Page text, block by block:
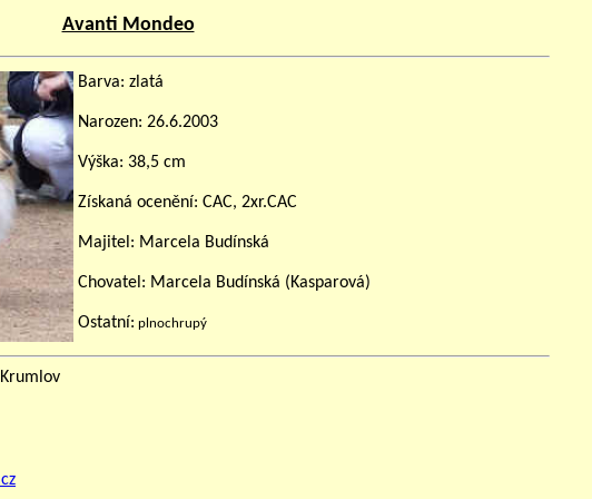
Avanti Mondeo
Barva: zlatá
Narozen: 26.6.2003
Výška: 38,5 cm
Získaná ocenění: CAC, 2xr.CAC
Majitel: Marcela Budínská
Chovatel: Marcela Budínská (Kasparová)
Ostatní: plnochrupý